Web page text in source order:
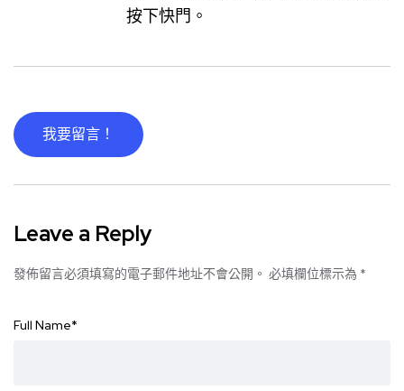
按下快門。
我要留言！
Leave a Reply
發佈留言必須填寫的電子郵件地址不會公開。 必填欄位標示為 *
Full Name*